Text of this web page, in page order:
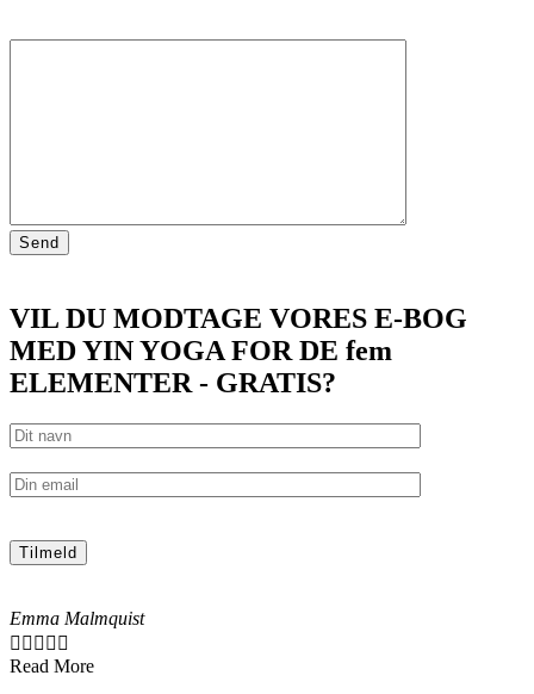
VIL DU MODTAGE VORES E-BOG
MED YIN YOGA FOR DE fem
ELEMENTER - GRATIS?
Emma Malmquist
    
Read More